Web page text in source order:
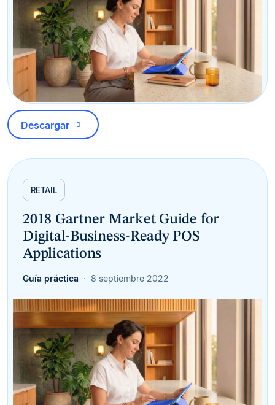
Descargar
RETAIL
2018 Gartner Market Guide for
Digital-Business-Ready POS
Applications
Guía práctica 8 septiembre 2022